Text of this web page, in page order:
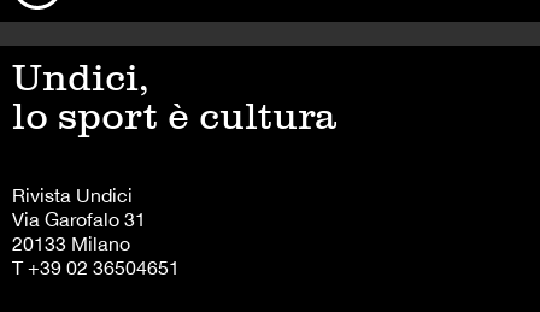
Undici,
lo sport è cultura
Rivista Undici
Via Garofalo 31
20133 Milano
T +39 02 36504651